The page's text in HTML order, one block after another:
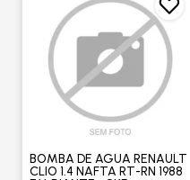
BOMBA DE AGUA RENAULT
CLIO 1.4 NAFTA RT-RN 1988